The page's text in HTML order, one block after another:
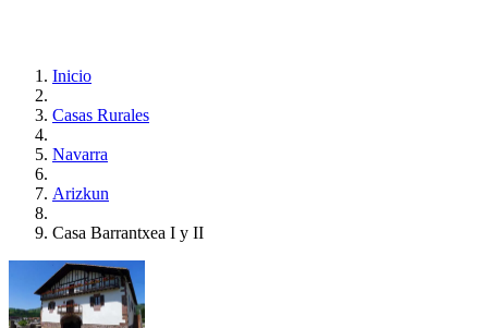
Inicio
Casas Rurales
Navarra
Arizkun
Casa Barrantxea I y II